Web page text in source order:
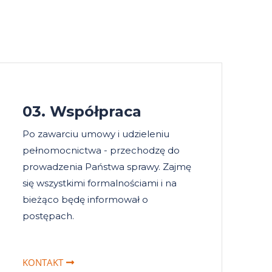
03. Współpraca
Po zawarciu umowy i udzieleniu
pełnomocnictwa - przechodzę do
prowadzenia Państwa sprawy. Zajmę
się wszystkimi formalnościami i na
bieżąco będę informował o
postępach.
KONTAKT